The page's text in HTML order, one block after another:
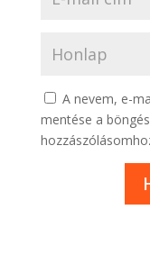
A nevem, e-
mentése a